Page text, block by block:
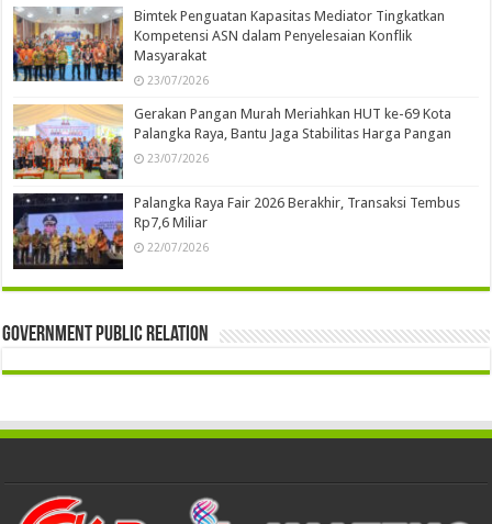
Bimtek Penguatan Kapasitas Mediator Tingkatkan
Kompetensi ASN dalam Penyelesaian Konflik
Masyarakat
23/07/2026
Gerakan Pangan Murah Meriahkan HUT ke-69 Kota
Palangka Raya, Bantu Jaga Stabilitas Harga Pangan
23/07/2026
Palangka Raya Fair 2026 Berakhir, Transaksi Tembus
Rp7,6 Miliar
22/07/2026
Government Public Relation